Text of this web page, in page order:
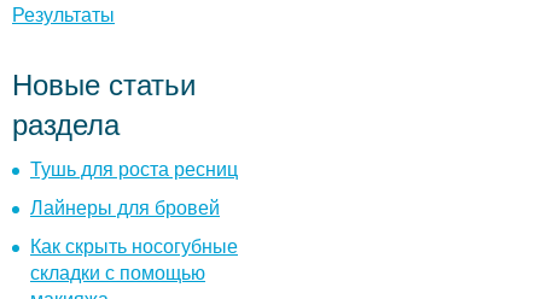
Результаты
Новые статьи
раздела
Тушь для роста ресниц
Лайнеры для бровей
Как скрыть носогубные
складки с помощью